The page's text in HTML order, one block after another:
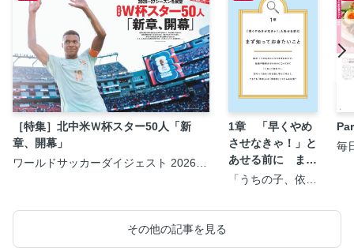
［特集］北中米Ｗ杯スター50人「新
章、開幕」
ワールドサッカーダイジェスト 2026年
1章 「早くやめ
させなきゃ！」と
あせる前に まず
知っておきたいこ
「うちの子、依存
が全部のってる本
毎
その他の記事を見る